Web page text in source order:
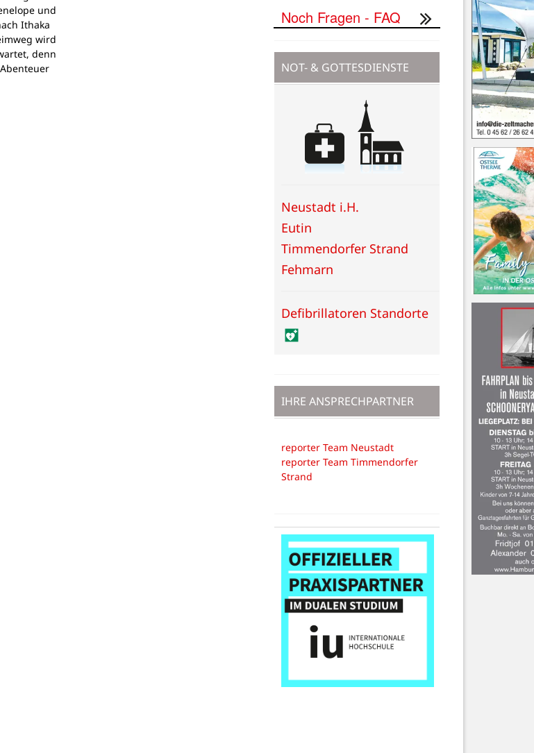
und
Ithaka
wird
denn
Noch Fragen - FAQ
NOT- & GOTTESDIENSTE
Neustadt i.H.
Eutin
Timmendorfer Strand
Fehmarn
Defibrillatoren Standorte
IHRE ANSPRECHPARTNER
reporter Team Neustadt
reporter Team Timmendorfer
Strand